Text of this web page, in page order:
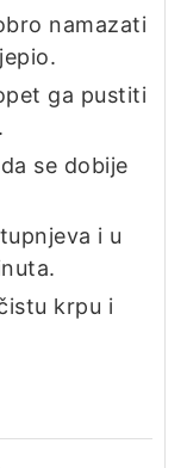
namazati
ga pustiti
se dobije
i u
krpu i